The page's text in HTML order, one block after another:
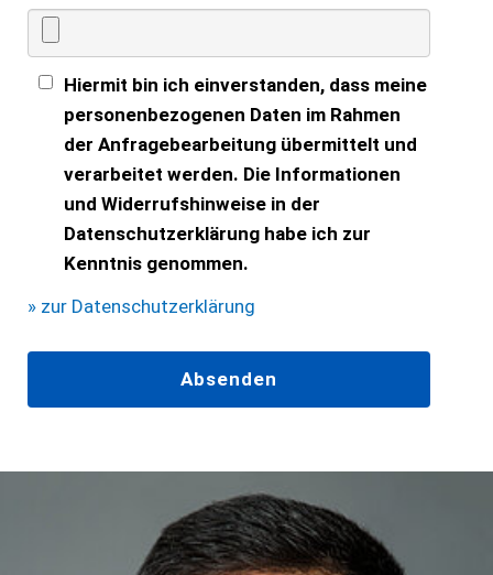
Hiermit bin ich einverstanden, dass meine
personenbezogenen Daten im Rahmen
der Anfragebearbeitung übermittelt und
verarbeitet werden. Die Informationen
und Widerrufshinweise in der
Datenschutzerklärung habe ich zur
Kenntnis genommen.
» zur Datenschutzerklärung